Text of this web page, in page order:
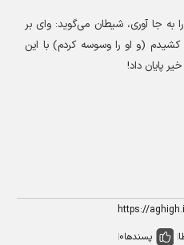
به جا آوری، شیطان می‌گوید: واى بر
(و او را وسوسه کردم) با این
پایان داد!
پسندها0